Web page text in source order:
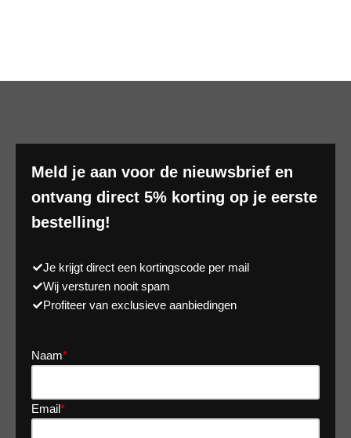
Meld je aan voor de nieuwsbrief en
ontvang direct 5% korting op je eerste
bestelling!
Je krijgt direct een kortingscode per mail
Wij versturen nooit spam
Profiteer van exclusieve aanbiedingen
Naam*
Email*